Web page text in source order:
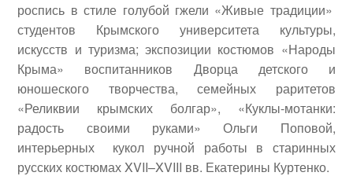
роспись в стиле голубой гжели «Живые традиции»
студентов Крымского университета культуры,
искусств и туризма; экспозиции костюмов «Народы
Крыма» воспитанников Дворца детского и
юношеского творчества, семейных раритетов
«Реликвии крымских болгар», «Куклы-мотанки:
радость своими руками»Ольги Поповой,
интерьерных кукол ручной работы в старинных
русских костюмах XVII–XVIII вв. Екатерины Куртенко.